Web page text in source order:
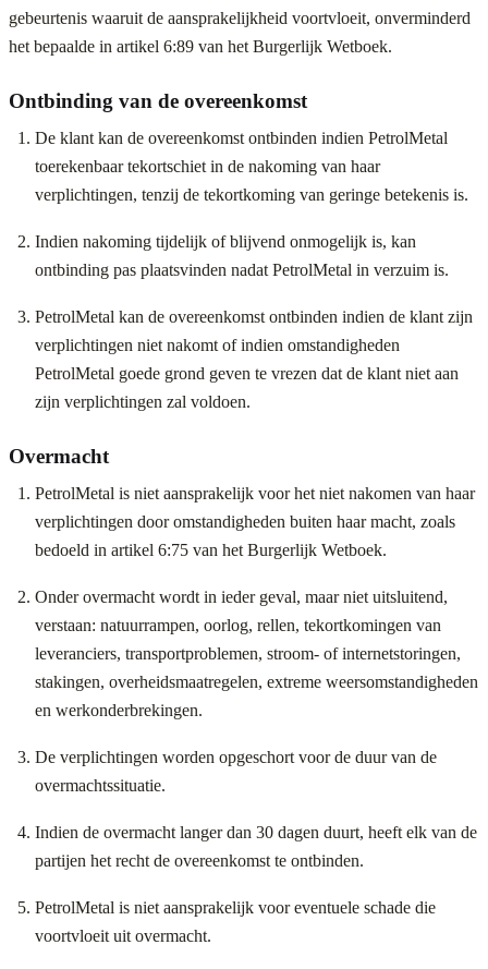
gebeurtenis waaruit de aansprakelijkheid voortvloeit, onverminderd
het bepaalde in artikel 6:89 van het Burgerlijk Wetboek.
Ontbinding van de overeenkomst
De klant kan de overeenkomst ontbinden indien PetrolMetal
toerekenbaar tekortschiet in de nakoming van haar
verplichtingen, tenzij de tekortkoming van geringe betekenis is.
Indien nakoming tijdelijk of blijvend onmogelijk is, kan
ontbinding pas plaatsvinden nadat PetrolMetal in verzuim is.
PetrolMetal kan de overeenkomst ontbinden indien de klant zijn
verplichtingen niet nakomt of indien omstandigheden
PetrolMetal goede grond geven te vrezen dat de klant niet aan
zijn verplichtingen zal voldoen.
Overmacht
PetrolMetal is niet aansprakelijk voor het niet nakomen van haar
verplichtingen door omstandigheden buiten haar macht, zoals
bedoeld in artikel 6:75 van het Burgerlijk Wetboek.
Onder overmacht wordt in ieder geval, maar niet uitsluitend,
verstaan: natuurrampen, oorlog, rellen, tekortkomingen van
leveranciers, transportproblemen, stroom- of internetstoringen,
stakingen, overheidsmaatregelen, extreme weersomstandigheden
en werkonderbrekingen.
De verplichtingen worden opgeschort voor de duur van de
overmachtssituatie.
Indien de overmacht langer dan 30 dagen duurt, heeft elk van de
partijen het recht de overeenkomst te ontbinden.
PetrolMetal is niet aansprakelijk voor eventuele schade die
voortvloeit uit overmacht.